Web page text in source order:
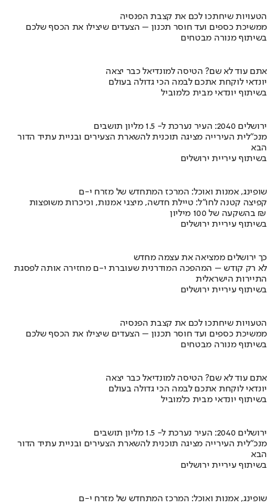
הטעויות שיחתכו לכם את קצבת הפנסיה
ממשיכת כספים ועד חוסר תכנון – הצעדים שיצילו את הכסף שלכם
בשיתוף מנורה מבטחים
אתם עוד לא שם? הטיסה למונדיאל כבר יצאה
יונדאי לוקחת אתכם לבמה הכי גדולה בעולם
בשיתוף יונדאי מבית כלמוביל
ירושלים 2040: העיר נערכת ל- 1.5 מליון תושבים
מנכ"לית העירייה מציגה תוכנית להשארת הצעירים ובניית עתיד הדור
הבא
בשיתוף עיריית ירושלים
שופינג, אמנות ואוכל: המרכז המתחדש של מזרח י-ם
קפיצה קטנה לחו"ל: טיילת חדשה, מיצגי אמנות, וכיכרות משופצות
בהשקעה של 100 מיליון ₪
בשיתוף עיריית ירושלים
כך ירושלים ממציאה את עצמה מחדש
לא רק קודש – המהפכה המודרנית שעוברת י-ם מחזירה אותה לפסגת
התיירות הישראלית
בשיתוף עיריית ירושלים
הטעויות שיחתכו לכם את קצבת הפנסיה
ממשיכת כספים ועד חוסר תכנון – הצעדים שיצילו את הכסף שלכם
בשיתוף מנורה מבטחים
אתם עוד לא שם? הטיסה למונדיאל כבר יצאה
יונדאי לוקחת אתכם לבמה הכי גדולה בעולם
בשיתוף יונדאי מבית כלמוביל
ירושלים 2040: העיר נערכת ל- 1.5 מליון תושבים
מנכ"לית העירייה מציגה תוכנית להשארת הצעירים ובניית עתיד הדור
הבא
בשיתוף עיריית ירושלים
שופינג, אמנות ואוכל: המרכז המתחדש של מזרח י-ם